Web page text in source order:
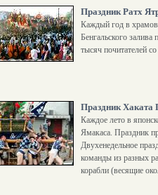
Праздник Ратх
Каждый год в
Бенгальского
тысяч почитателей
Праздник Хаката
Каждое лето в
Ямакаса. Праздник
Двухенедельное
команды из разных
корабли (весящие